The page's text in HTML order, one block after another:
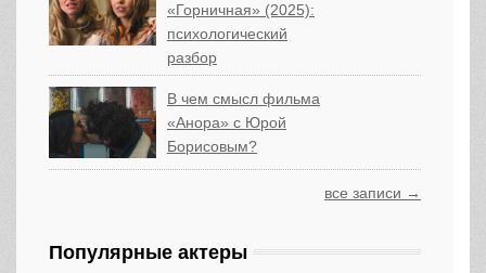
«Горничная» (2025):
психологический
разбор
В чем смысл фильма
«Анора» с Юрой
Борисовым?
все записи →
Популярные актеры